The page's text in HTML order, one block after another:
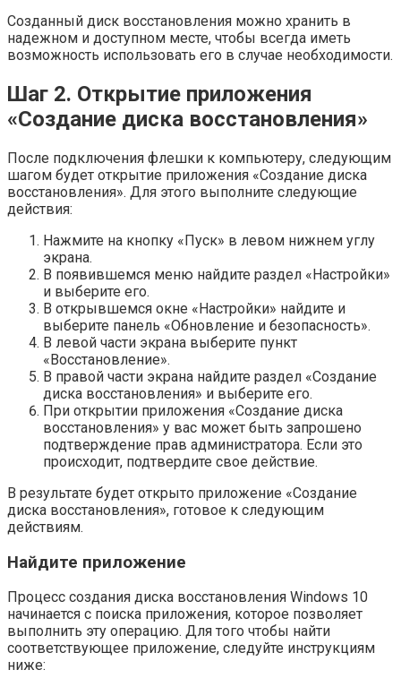
Созданный диск восстановления можно хранить в
надежном и доступном месте, чтобы всегда иметь
возможность использовать его в случае необходимости.
Шаг 2. Открытие приложения
«Создание диска восстановления»
После подключения флешки к компьютеру, следующим
шагом будет открытие приложения «Создание диска
восстановления». Для этого выполните следующие
действия:
Нажмите на кнопку «Пуск» в левом нижнем углу
экрана.
В появившемся меню найдите раздел «Настройки»
и выберите его.
В открывшемся окне «Настройки» найдите и
выберите панель «Обновление и безопасность».
В левой части экрана выберите пункт
«Восстановление».
В правой части экрана найдите раздел «Создание
диска восстановления» и выберите его.
При открытии приложения «Создание диска
восстановления» у вас может быть запрошено
подтверждение прав администратора. Если это
происходит, подтвердите свое действие.
В результате будет открыто приложение «Создание
диска восстановления», готовое к следующим
действиям.
Найдите приложение
Процесс создания диска восстановления Windows 10
начинается с поиска приложения, которое позволяет
выполнить эту операцию. Для того чтобы найти
соответствующее приложение, следуйте инструкциям
ниже: